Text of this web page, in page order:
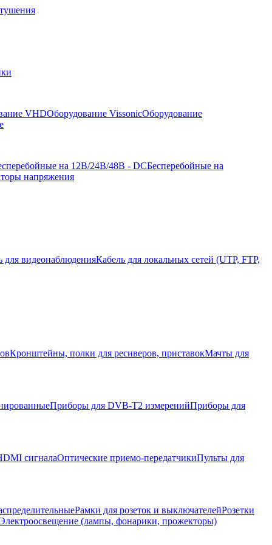
VHDОборудование VissonicОборудование
на 12В/24В/48В - DCБесперебойные на
напряжения
для видеонаблюденияКабель для локальных сетей (UTP, FTP,
Кронштейны, полки для ресиверов, приставокМачты для
Приборы для DVB-T2 измеренийПриборы для
сигналаОптические приемо-передатчикиПульты для
Рамки для розеток и выключателейРозетки
(лампы, фонарики, прожекторы)